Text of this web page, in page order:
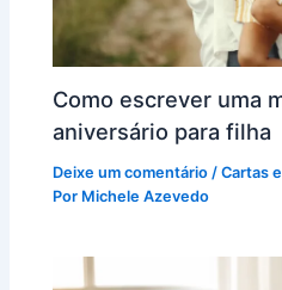
Como escrever uma
aniversário para filha
Deixe um comentário /Cartas
Por Michele Azevedo